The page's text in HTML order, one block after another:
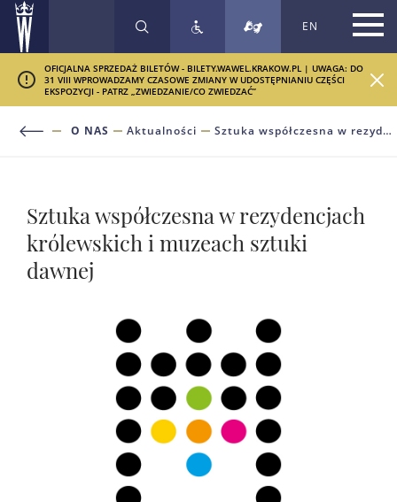
SZUKAJ EN
OFICJALNA SPRZEDAŻ BILETÓW - BILETY.WAWEL.KRAKOW.PL | UWAGA: DO
31 VIII WPROWADZAMY CZASOWE ZMIANY W UDOSTĘPNIANIU CZĘŚCI
EKSPOZYCJI - PATRZ „ZWIEDZANIE/CO ZWIEDZAĆ”
O NAS Aktualności Sztuka współczesna w rezydencjach królewskich i muzeach sztuki dawnej
Sztuka współczesna w rezydencjach
królewskich i muzeach sztuki
dawnej